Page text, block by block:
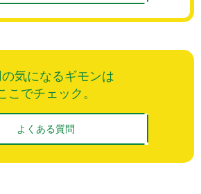
気になるギモンは
こでチェック。
よくある質問